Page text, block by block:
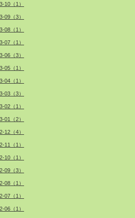
10（1）
09（3）
08（1）
07（1）
06（3）
05（1）
04（1）
03（3）
02（1）
01（2）
12（4）
11（1）
10（1）
09（3）
08（1）
07（1）
06（1）